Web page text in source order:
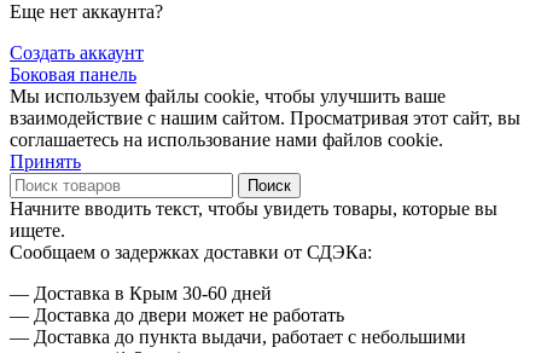
Еще нет аккаунта?
Создать аккаунт
Боковая панель
Мы используем файлы cookie, чтобы улучшить ваше
взаимодействие с нашим сайтом. Просматривая этот сайт, вы
соглашаетесь на использование нами файлов cookie.
Принять
Поиск
Начните вводить текст, чтобы увидеть товары, которые вы
ищете.
Сообщаем о задержках доставки от СДЭКа:
— Доставка в Крым 30-60 дней
— Доставка до двери может не работать
— Доставка до пункта выдачи, работает с небольшими